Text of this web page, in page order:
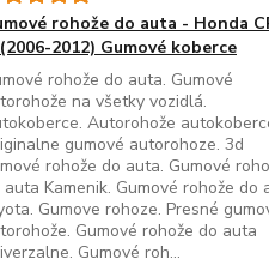
rohože do auta - Honda
2012) Gumové koberce
rohože do auta. Gumové
na všetky vozidlá.
Autorohože
gumové autorohoze. 3d
rohože do auta. Gumové
auta Kamenik. Gumové rohože do
Gumove rohoze. Presné
Gumové rohože do auta
Gumové roh...